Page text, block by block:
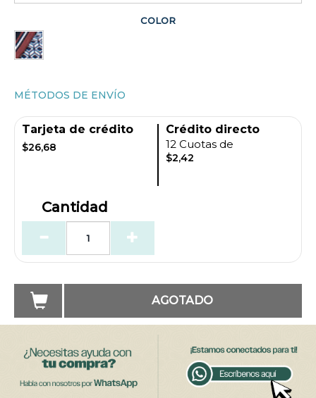
COLOR
MÉTODOS DE ENVÍO
Tarjeta de crédito
$26,68
Crédito directo
12 Cuotas de
$2,42
Cantidad
AGOTADO